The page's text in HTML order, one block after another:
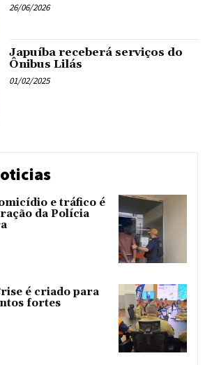
26/06/2026
Japuíba receberá serviços do
Ônibus Lilás
01/02/2025
e tráfico é
da Polícia
é criado para
fortes